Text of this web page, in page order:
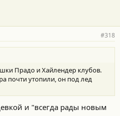
#318
Прадо и Хайлендер клубов.
почти утопили, он под лед
и "всегда рады новым